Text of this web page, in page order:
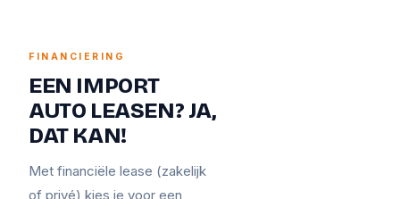
FINANCIERING
EEN IMPORT
AUTO LEASEN? JA,
DAT KAN!
Met financiële lease (zakelijk
of privé) kies je voor een